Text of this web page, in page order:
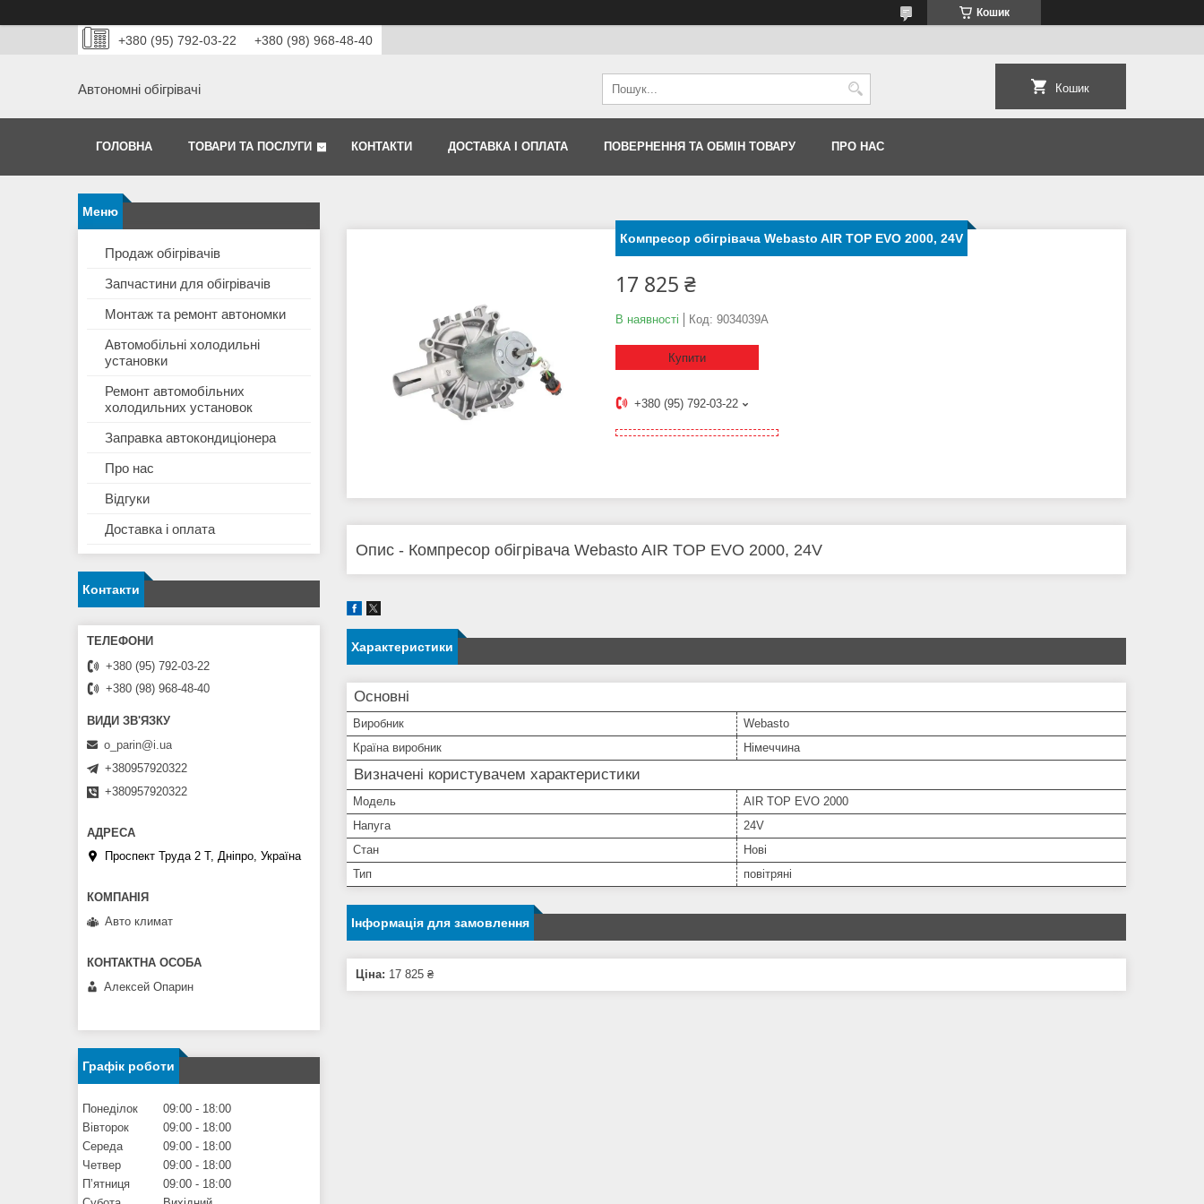
Кошик
+380 (95) 792-03-22 +380 (98) 968-48-40
Автономні обігрівачі Кошик
ГОЛОВНА ТОВАРИ ТА ПОСЛУГИ КОНТАКТИ ДОСТАВКА І ОПЛАТА ПОВЕРНЕННЯ ТА ОБМІН ТОВАРУ ПРО НАС
Компресор обігрівача Webasto AIR TOP EVO 2000, 24V
17 825 ₴
В наявності Код: 9034039A
Купити
+380 (95) 792-03-22
Опис - Компресор обігрівача Webasto AIR TOP EVO 2000, 24V
Характеристики
Основні
Виробник
Webasto
Країна виробник
Німеччина
Визначені користувачем характеристики
Модель
AIR TOP EVO 2000
Напуга
24V
Стан
Нові
Тип
повітряні
Інформація для замовлення
Ціна: 17 825 ₴
Продаж обігрівачів
Запчастини для обігрівачів
Монтаж та ремонт автономки
Автомобільні холодильні
установки
Ремонт автомобільних
холодильних установок
Заправка автокондиціонера
Про нас
Відгуки
Доставка і оплата
Контакти
+380 (95) 792-03-22
+380 (98) 968-48-40
o_parin@i.ua
+380957920322
+380957920322
Проспект Труда 2 Т, Дніпро, Україна
Авто климат
Алексей Опарин
Графік роботи
Понеділок 09:00
18:00
Вівторок
09:00
18:00
Середа
09:00
18:00
Четвер
09:00
18:00
Пʼятниця
09:00
18:00